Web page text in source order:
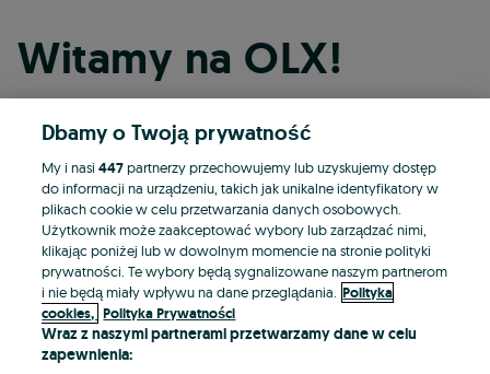
Witamy na OLX!
Kontynuuj przez Facebooka
Kontynuuj przez konto Apple
Kontynuuj przez konto Google
LUB
Dbamy o Twoją prywatność
My i nasi447partnerzy przechowujemy lub uzyskujemy dostęp
do informacji na urządzeniu, takich jak unikalne identyfikatory w
plikach cookie w celu przetwarzania danych osobowych.
Użytkownik może zaakceptować wybory lub zarządzać nimi,
klikając poniżej lub w dowolnym momencie na stronie polityki
prywatności. Te wybory będą sygnalizowane naszym partnerom
i nie będą miały wpływu na dane przeglądania. Polityka
cookies, Polityka Prywatności
Wraz z naszymi partnerami przetwarzamy dane w celu
zapewnienia: